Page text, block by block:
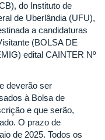
do Instituto de
de Uberlândia (UFU),
a candidaturas
(BOLSA DE
edital CAINTER Nº
deverão ser
à Bolsa de
e que serão,
O prazo de
de 2025. Todos os